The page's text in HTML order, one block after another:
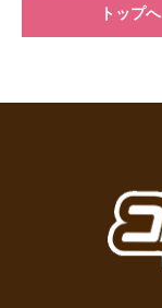
トップへ